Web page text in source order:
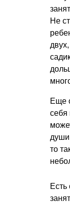
Не
Еще
себя
то